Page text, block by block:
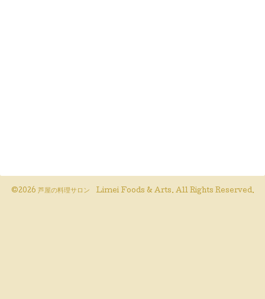
©2026 芦屋の料理サロン Limei Foods & Arts. All Rights Reserved.